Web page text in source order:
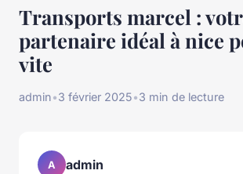
Transports marcel :
partenaire idéal à nice
vite
admin•3 février 2025•3 min de lecture
A admin